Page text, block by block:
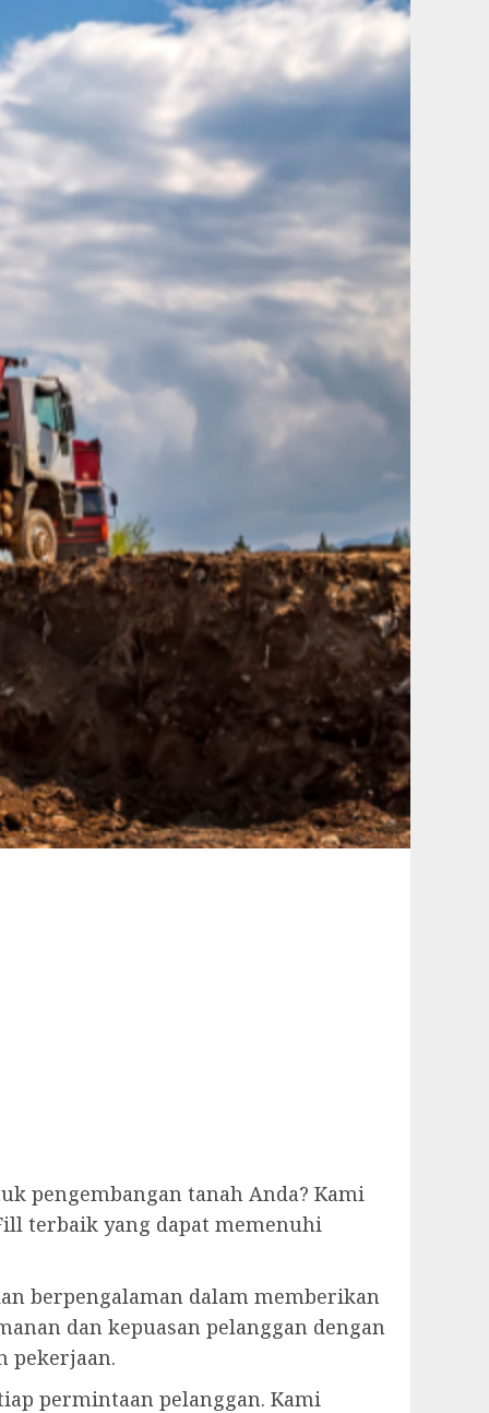
pengembangan tanah Anda? Kami
terbaik yang dapat memenuhi
berpengalaman dalam memberikan
dan kepuasan pelanggan dengan
pekerjaan.
permintaan pelanggan. Kami